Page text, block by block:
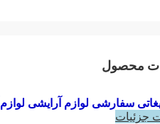
محصول
سفارشی لوازم آرایشی
جزئیات